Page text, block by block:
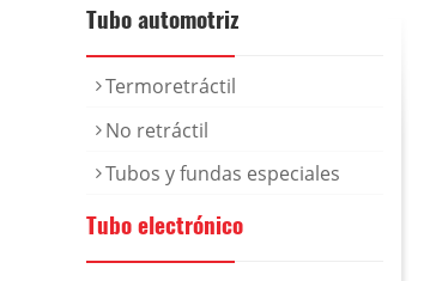
Tubo automotriz
Termoretráctil
No retráctil
Tubos y fundas especiales
Tubo electrónico